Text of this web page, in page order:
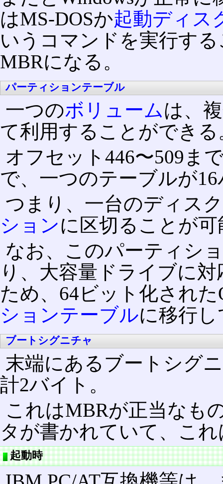
はMS-DOSか起動ディス
いうコマンドを実行す
MBRになる。
パーティションテーブル
一つのボリュームは、
て利用することができる
オフセット446〜509ま
で、一つのテーブルが
つまり、一台のディス
ションに区切ることが
なお、このパーティシ
り、大容量ドライブに
ため、64ビット化され
ションテーブルに移行
ブートシグニチャ
末端にあるブートシグ
計2バイト。
これはMBRが正当なも
タが書かれていて、こ
起動時